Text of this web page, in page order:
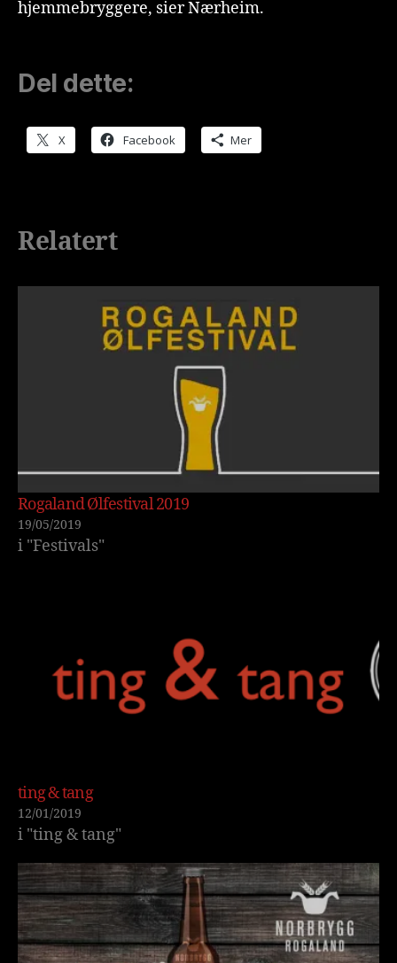
hjemmebryggere, sier Nærheim.
Del dette:
X Facebook Mer
Relatert
Rogaland Ølfestival 2019
19/05/2019
i "Festivals"
ting & tang
12/01/2019
i "ting & tang"